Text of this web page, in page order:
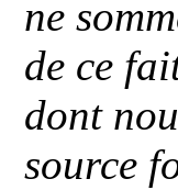
ne
de ce
dont
source